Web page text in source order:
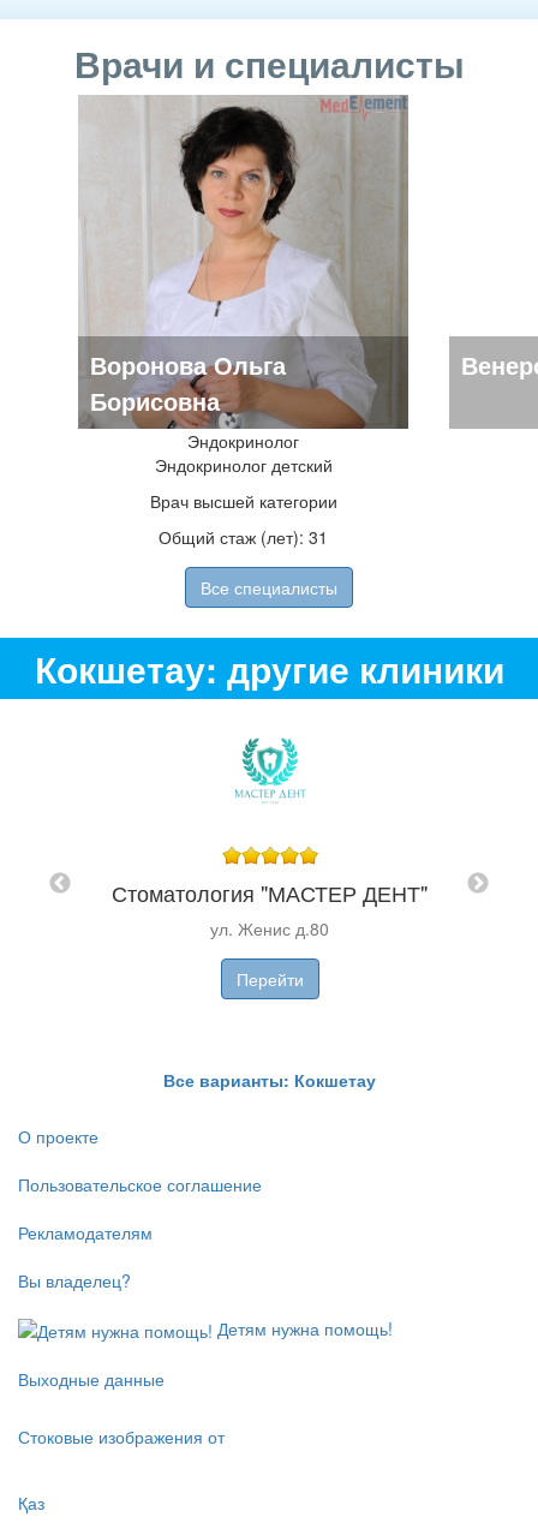
Врачи и специалисты
Воронова Ольга
Борисовна
Эндокринолог
Эндокринолог детский
Врач высшей категории
Общий стаж (лет): 31
Все специалисты
Кокшетау: другие клиники
Стоматология "МАСТЕР ДЕНТ"
ул. Женис д.80
Перейти
Все варианты: Кокшетау
О проекте
Пользовательское соглашение
Рекламодателям
Вы владелец?
Детям нужна помощь!
Выходные данные
Стоковые изображения от
Қаз